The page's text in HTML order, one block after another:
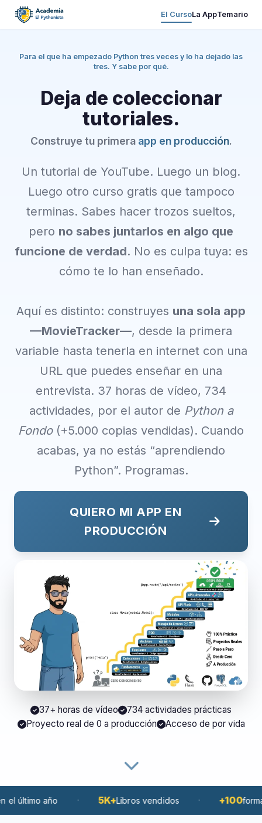
El CursoLa AppTemario
Para el que ha empezado Python tres veces y lo ha dejado las
tres. Y sabe por qué.
Deja de coleccionar
tutoriales.
Construye tu primera app en producción.
Un tutorial de YouTube. Luego un blog.
Luego otro curso gratis que tampoco
terminas. Sabes hacer trozos sueltos,
pero no sabes juntarlos en algo que
funcione de verdad. No es culpa tuya: es
cómo te lo han enseñado.
Aquí es distinto: construyes una sola app
—MovieTracker—, desde la primera
variable hasta tenerla en internet con una
URL que puedes enseñar en una
entrevista. 37 horas de vídeo, 734
actividades, por el autor de Python a
Fondo(+5.000 copias vendidas). Cuando
acabas, ya no estás “aprendiendo
Python”. Programas.
QUIERO MI APP EN
PRODUCCIÓN
37+ horas de vídeo
734 actividades prácticas
Proyecto real de 0 a producción
Acceso de por vida
año 5K+ Libros vendidos · +100 formados